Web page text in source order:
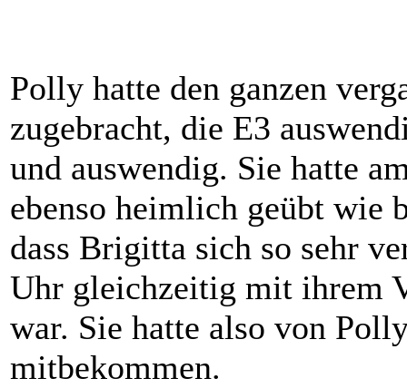
Polly hatte den ganzen
zugebracht, die E3
und auswendig. Sie hatte
ebenso heimlich geübt
dass Brigitta sich so sehr
Uhr gleichzeitig mit ihrem
war. Sie hatte also von
mitbekommen.